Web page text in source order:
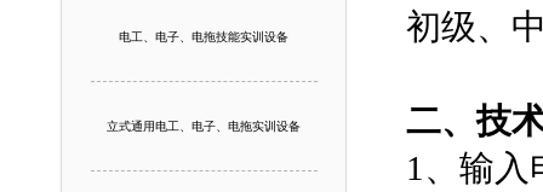
电工、电子、电拖技能实训设备
立式通用电工、电子、电拖实训设备
初级、
二、技
1、输入